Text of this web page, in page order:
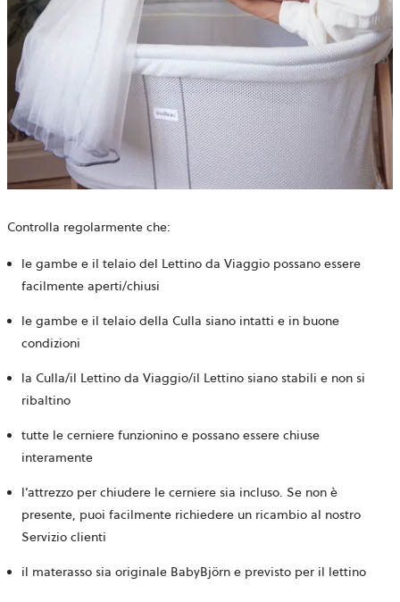
Controlla regolarmente che:
le gambe e il telaio del Lettino da Viaggio possano essere
facilmente aperti/chiusi
le gambe e il telaio della Culla siano intatti e in buone
condizioni
la Culla/il Lettino da Viaggio/il Lettino siano stabili e non si
ribaltino
tutte le cerniere funzionino e possano essere chiuse
interamente
l’attrezzo per chiudere le cerniere sia incluso. Se non è
presente, puoi facilmente richiedere un ricambio al nostro
Servizio clienti
il materasso sia originale BabyBjörn e previsto per il lettino